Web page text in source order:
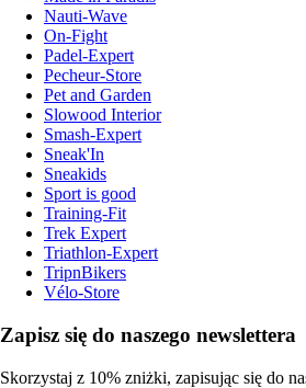
Nauti-Wave
On-Fight
Padel-Expert
Pecheur-Store
Pet and Garden
Slowood Interior
Smash-Expert
Sneak'In
Sneakids
Sport is good
Training-Fit
Trek Expert
Triathlon-Expert
TripnBikers
Vélo-Store
Zapisz się do naszego newslettera
Skorzystaj z 10% zniżki, zapisując się do